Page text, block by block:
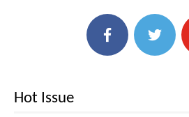
Hot Issue